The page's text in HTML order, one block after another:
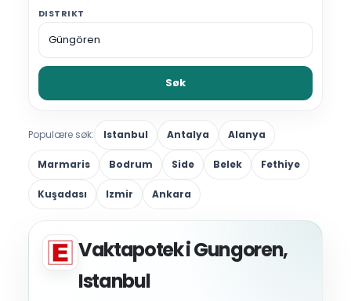
DISTRIKT
Søk
Populære søk: Istanbul Antalya Alanya
Marmaris Bodrum Side Belek Fethiye
Kuşadası Izmir Ankara
Vaktapotek i Gungoren,
Istanbul